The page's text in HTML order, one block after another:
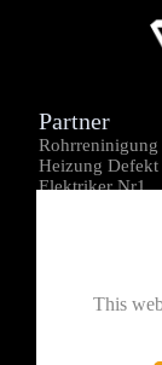
This
Partner
Rohrreninigung
Heizung Defekt
Elektriker Nr1
Kontakt